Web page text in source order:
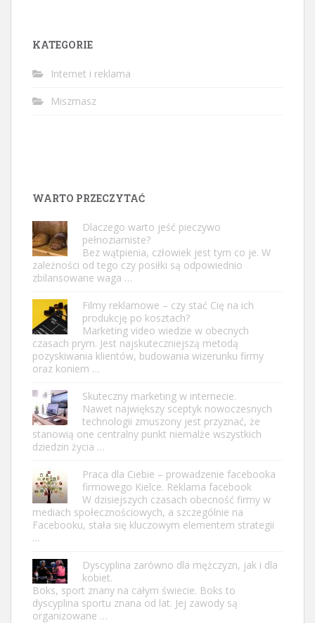
KATEGORIE
Internet i reklama
Miszmasz
WARTO PRZECZYTAĆ
Dlaczego warto jeść pieczywo
pełnoziarniste?
Bez wątpienia, człowiek jest tym co je. W
zależności od tego czy posiłki są odpowiednio
zbilansowane waga …
Filmy reklamowe – czy stać Cię na ich
produkcję po kosztach?
Marketing video wiedzie w obecnych
czasach prym. Jest najskuteczniejszą metodą
pozyskiwania klientów, budowania wizerunku firmy
oraz koniem …
Skuteczny marketing w internecie.
Nawet największy sceptyk nowoczesnych
technologii zmuszony jest przyznać, że
stanowią one centralny punkt niemalże wszystkich
dziedzin życia …
Praca dla Ciebie – prowadzenie facebooka
firmowego Kielce. Reklama facebook
W dzisiejszych czasach obecność firmy w
mediach społecznościowych, a szczególnie na
Facebooku, stała się kluczowym elementem strategii
…
Dyscyplina zarówno dla mężczyzn, jak i dla
kobiet.
Boks, sport znany na całym świecie. Boks to
dyscyplina sportu znana od lat. Jej zawody są
organizowane …